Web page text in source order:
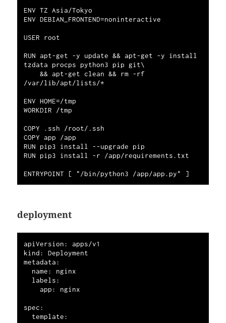
ENV TZ Asia/Tokyo
ENV DEBIAN_FRONTEND=noninteractive
USER root
RUN apt-get -y update && apt-get -y install
tzdata procps python3 pip git\
    && apt-get clean && rm -rf
/var/lib/apt/lists/*
ENV HOME=/tmp
WORKDIR /tmp
COPY .ssh /root/.ssh
COPY app /app
RUN pip3 install --upgrade pip
RUN pip3 install -r /app/requirements.txt
deployment
apiVersion: apps/v1
kind: Deployment
metadata:
    app: nginx
spec: